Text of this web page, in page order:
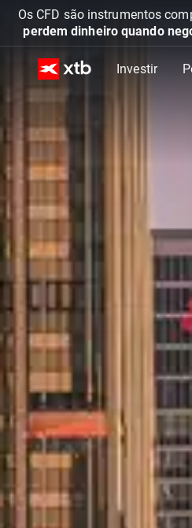
Os CFD são instrumentos
perdem dinheiro quando
Investir